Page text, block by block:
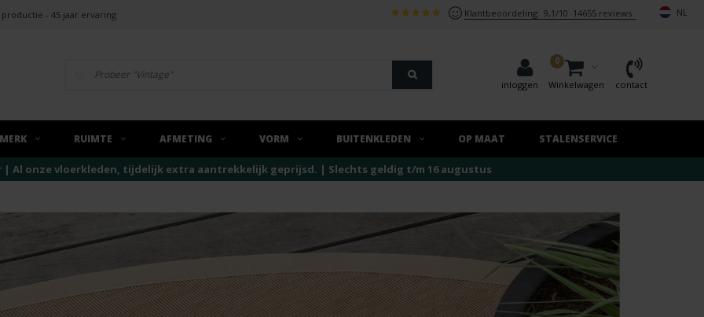
productie - 45 jaar ervaring Klantbeoordeling: 9,1/10 14655 reviews NL
inloggen
0
Winkelwagen contact
MERK RUIMTE AFMETING VORM BUITENKLEDEN OP MAAT STALENSERVICE
Al onze vloerkleden, tijdelijk extra aantrekkelijk geprijsd. | Slechts geldig t/m 16 augustus